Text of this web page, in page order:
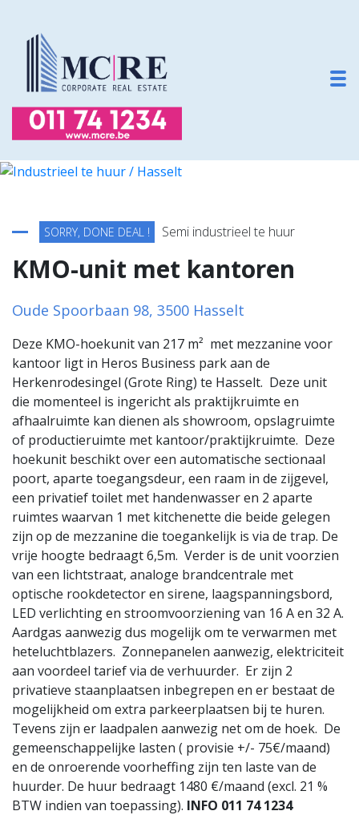
Terug naar overzicht
SORRY, DONE DEAL ! Semi industrieel te huur
KMO-unit met kantoren
Oude Spoorbaan 98, 3500 Hasselt
Deze KMO-hoekunit van 217 m² met mezzanine voor
kantoor ligt in Heros Business park aan de
Herkenrodesingel (Grote Ring) te Hasselt. Deze unit
die momenteel is ingericht als praktijkruimte en
afhaalruimte kan dienen als showroom, opslagruimte
of productieruimte met kantoor/praktijkruimte. Deze
hoekunit beschikt over een automatische sectionaal
poort, aparte toegangsdeur, een raam in de zijgevel,
een privatief toilet met handenwasser en 2 aparte
ruimtes waarvan 1 met kitchenette die beide gelegen
zijn op de mezzanine die toegankelijk is via de trap. De
vrije hoogte bedraagt 6,5m. Verder is de unit voorzien
van een lichtstraat, analoge brandcentrale met
optische rookdetector en sirene, laagspanningsbord,
LED verlichting en stroomvoorziening van 16 A en 32 A.
Aardgas aanwezig dus mogelijk om te verwarmen met
heteluchtblazers. Zonnepanelen aanwezig, elektriciteit
aan voordeel tarief via de verhuurder. Er zijn 2
privatieve staanplaatsen inbegrepen en er bestaat de
mogelijkheid om extra parkeerplaatsen bij te huren.
Tevens zijn er laadpalen aanwezig net om de hoek. De
gemeenschappelijke lasten ( provisie +/- 75€/maand)
en de onroerende voorheffing zijn ten laste van de
huurder. De huur bedraagt 1480 €/maand (excl. 21 %
BTW indien van toepassing). INFO 011 74 1234